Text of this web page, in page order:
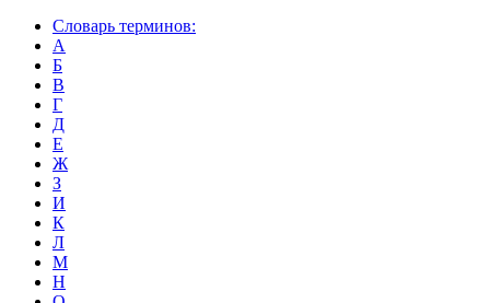
Словарь терминов:
А
Б
В
Г
Д
Е
Ж
З
И
К
Л
М
Н